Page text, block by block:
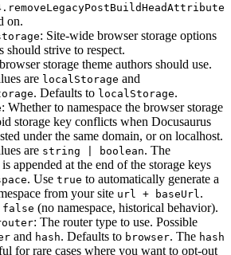
on.
: Site-wide browser storage options
should strive to respect.
storage theme authors should use.
are localStorage and
. Defaults to localStorage.
: Whether to namespace the browser storage
storage key conflicts when Docusaurus
under the same domain, or on localhost.
are string | boolean. The
is appended at the end of the storage keys
. Use true to automatically generate a
from your site url + baseUrl .
false (no namespace, historical behavior).
: The router type to use. Possible
and hash. Defaults to browser. The hash
for rare cases where you want to opt-out